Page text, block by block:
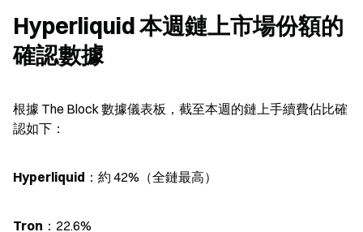
Hyperliquid 本週鏈上市場份額的
確認數據
根據 The Block 數據儀表板，截至本週的鏈上手續費佔比確
認如下：
Hyperliquid ：約 42%（全鏈最高）
Tron ：22.6%